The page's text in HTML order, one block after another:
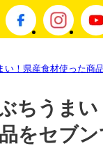
い！県産食材使った商
ぶちうま
をセブ